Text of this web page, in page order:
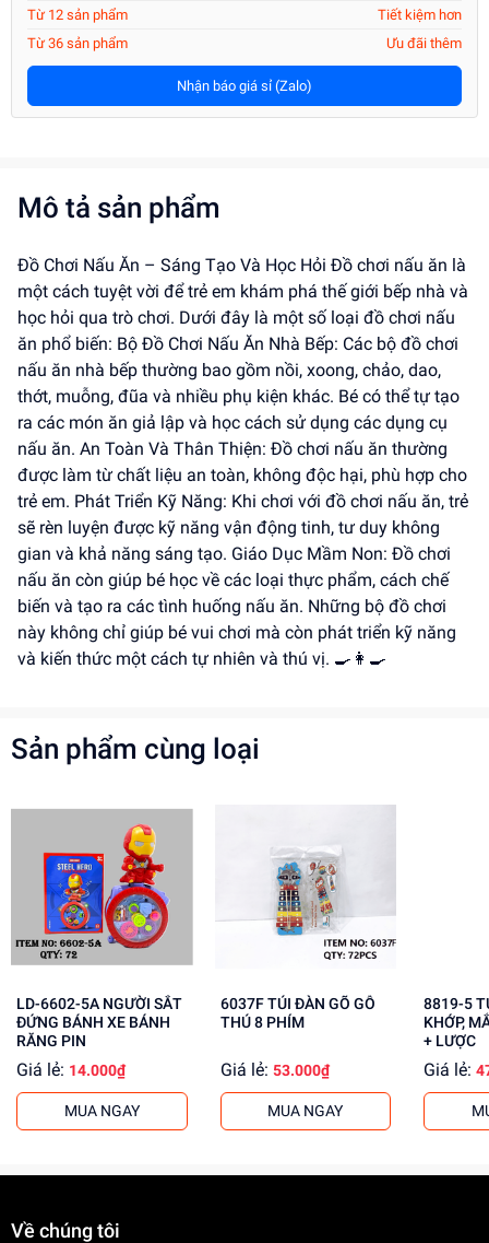
Từ 12 sản phẩm
Tiết kiệm hơn
Từ 36 sản phẩm
Ưu đãi thêm
Nhận báo giá sỉ (Zalo)
Mô tả sản phẩm
Đồ Chơi Nấu Ăn – Sáng Tạo Và Học Hỏi Đồ chơi nấu ăn là
một cách tuyệt vời để trẻ em khám phá thế giới bếp nhà và
học hỏi qua trò chơi. Dưới đây là một số loại đồ chơi nấu
ăn phổ biến: Bộ Đồ Chơi Nấu Ăn Nhà Bếp: Các bộ đồ chơi
nấu ăn nhà bếp thường bao gồm nồi, xoong, chảo, dao,
thớt, muỗng, đũa và nhiều phụ kiện khác. Bé có thể tự tạo
ra các món ăn giả lập và học cách sử dụng các dụng cụ
nấu ăn. An Toàn Và Thân Thiện: Đồ chơi nấu ăn thường
được làm từ chất liệu an toàn, không độc hại, phù hợp cho
trẻ em. Phát Triển Kỹ Năng: Khi chơi với đồ chơi nấu ăn, trẻ
sẽ rèn luyện được kỹ năng vận động tinh, tư duy không
gian và khả năng sáng tạo. Giáo Dục Mầm Non: Đồ chơi
nấu ăn còn giúp bé học về các loại thực phẩm, cách chế
biến và tạo ra các tình huống nấu ăn. Những bộ đồ chơi
này không chỉ giúp bé vui chơi mà còn phát triển kỹ năng
và kiến thức một cách tự nhiên và thú vị. 🍳👩‍🍳
Sản phẩm cùng loại
LD-6602-5A NGƯỜI SẮT
ĐỨNG BÁNH XE BÁNH
RĂNG PIN
Giá lẻ: 14.000₫
MUA NGAY
6037F TÚI ĐÀN GÕ GỖ
THÚ 8 PHÍM
Giá lẻ: 53.000₫
MUA NGAY
8819-5 TÚI BABY 1C
KHỚP,
+ LƯỢC
Giá lẻ:
Về chúng tôi